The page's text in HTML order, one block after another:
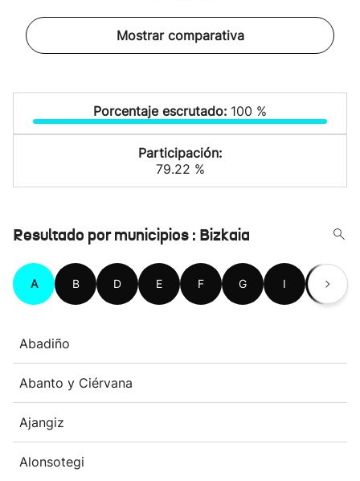
Mostrar comparativa
Porcentaje escrutado: 100 %
Participación:
79.22 %
Resultado por municipios : Bizkaia
A B D E F G I K
Abadiño
Abanto y Ciérvana
Ajangiz
Alonsotegi